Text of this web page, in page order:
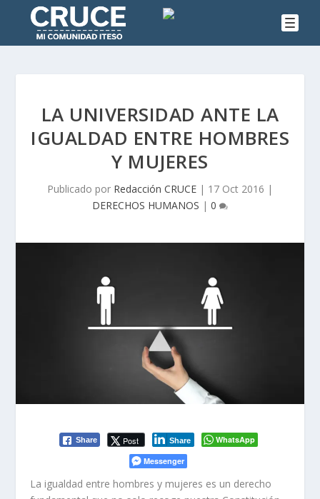
LA UNIVERSIDAD ANTE LA
IGUALDAD ENTRE HOMBRES
Y MUJERES
Publicado por Redacción CRUCE | 17 Oct 2016 |
DERECHOS HUMANOS | 0
Share Post Share
WhatsApp
Messenger
La igualdad entre hombres y mujeres es un derecho